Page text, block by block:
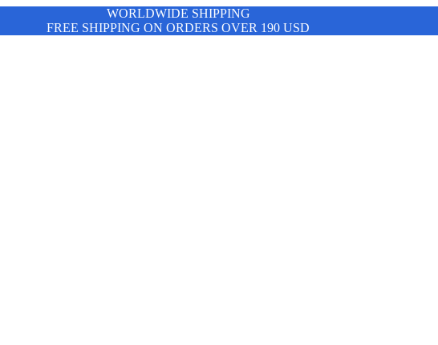
WORLDWIDE SHIPPING
FREE SHIPPING ON ORDERS OVER 190 USD